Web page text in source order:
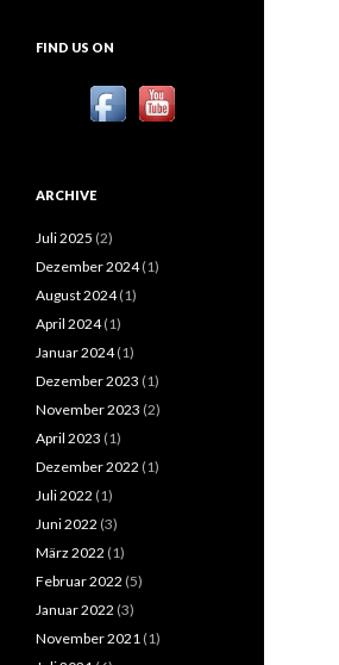
FIND US ON
ARCHIVE
Juli 2025 (2)
Dezember 2024(1)
August 2024(1)
April 2024(1)
Januar 2024(1)
Dezember 2023 (1)
November 2023 (2)
April 2023 (1)
Dezember 2022 (1)
Juli 2022 (1)
Juni 2022 (3)
März 2022 (1)
Februar 2022 (5)
Januar 2022 (3)
November 2021 (1)